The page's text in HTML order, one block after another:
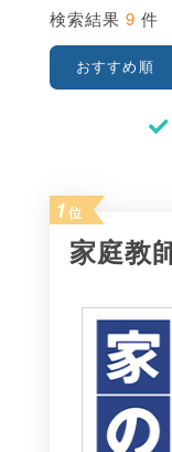
検索結果 9 件
おすすめ順
1 位
家庭教